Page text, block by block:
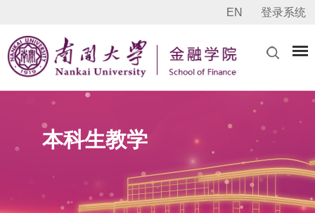
EN 登录系统
本科生教学